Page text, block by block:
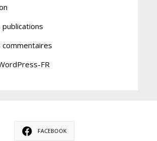
publications
commentaires
FR
FACEBOOK